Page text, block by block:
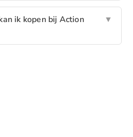
ik kopen bij Action
▼